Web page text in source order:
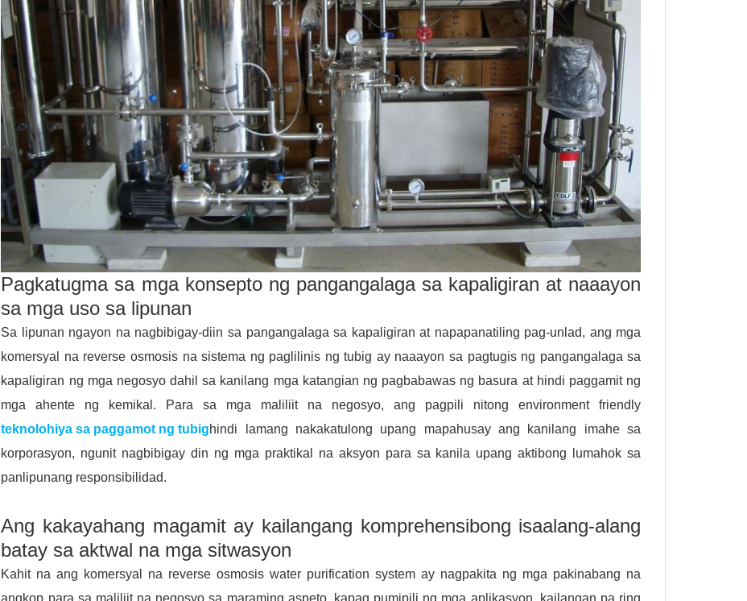
Pagkatugma sa mga konsepto ng pangangalaga sa kapaligiran at naaayon
sa mga uso sa lipunan
Sa lipunan ngayon na nagbibigay-diin sa pangangalaga sa kapaligiran at napapanatiling pag-unlad, ang mga
komersyal na reverse osmosis na sistema ng paglilinis ng tubig ay naaayon sa pagtugis ng pangangalaga sa
kapaligiran ng mga negosyo dahil sa kanilang mga katangian ng pagbabawas ng basura at hindi paggamit ng
mga ahente ng kemikal. Para sa mga maliliit na negosyo, ang pagpili nitong environment friendly
teknolohiya sa paggamot ng tubighindi lamang nakakatulong upang mapahusay ang kanilang imahe sa
korporasyon, ngunit nagbibigay din ng mga praktikal na aksyon para sa kanila upang aktibong lumahok sa
panlipunang responsibilidad.
Ang kakayahang magamit ay kailangang komprehensibong isaalang-alang
batay sa aktwal na mga sitwasyon
Kahit na ang komersyal na reverse osmosis water purification system ay nagpakita ng mga pakinabang na
angkop para sa maliliit na negosyo sa maraming aspeto, kapag pumipili ng mga aplikasyon, kailangan pa ring